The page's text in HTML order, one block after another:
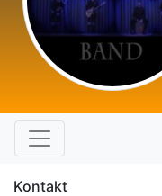
Kontakt